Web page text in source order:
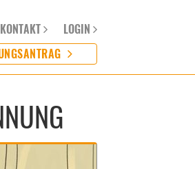
KONTAKT LOGIN